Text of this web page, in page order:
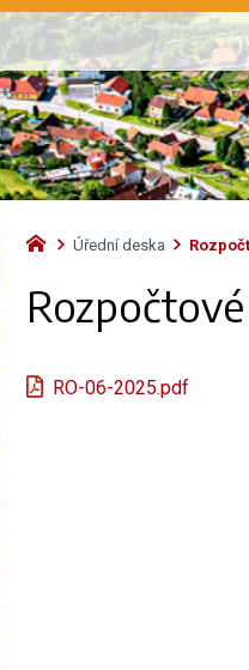
Úřední deska
RO-06-2025.pdf